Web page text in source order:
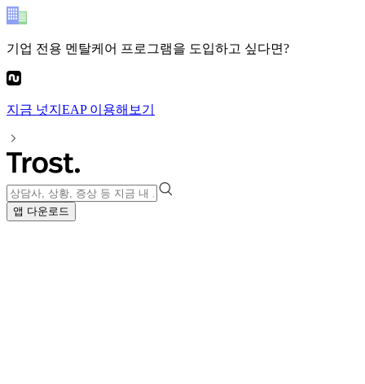
기업 전용 멘탈케어 프로그램을 도입하고 싶다면?
지금 넛지EAP이용해보기
앱 다운로드